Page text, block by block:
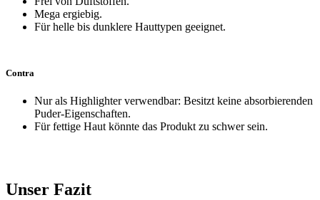
Mega ergiebig.
Für helle bis dunklere Hauttypen geeignet.
Contra
Nur als Highlighter verwendbar: Besitzt keine absorbierenden
Puder-Eigenschaften.
Für fettige Haut könnte das Produkt zu schwer sein.
Unser Fazit